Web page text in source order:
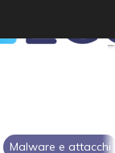
Malware e attacchi